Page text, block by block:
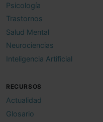
Psicología
Trastornos
Salud Mental
Neurociencias
Inteligencia Artificial
RECURSOS
Actualidad
Glosario